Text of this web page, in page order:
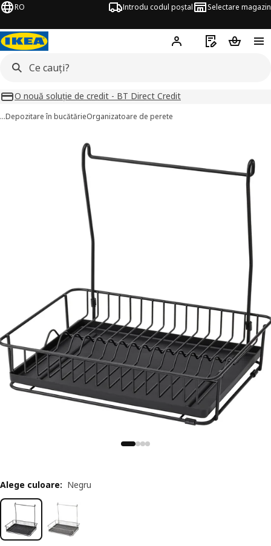
RO Introdu codul poștal Selectare magazin
Hej! Autentifică-te
Listă deCoșul de
O nouă soluție de credit - BT Direct Credit
…Depozitare în bucătărieOrganizatoare de perete
Alege culoare: Negru